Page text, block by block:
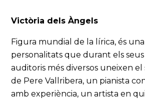
Victòria dels Àngels
Figura mundial de la lírica, és
personalitats que durant els seus
auditoris més diversos uneixen el
de Pere Vallribera, un pianista
amb experiència, un artista en